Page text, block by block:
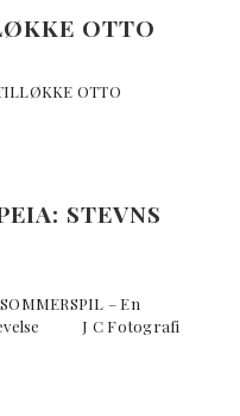
OTTO
TILLØKKE OTTO
STEVNS
– En
J C Fotografi